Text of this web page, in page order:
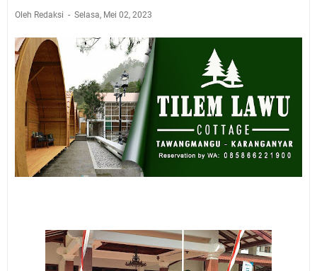
Oleh Redaksi Selasa, Mei 02, 2023